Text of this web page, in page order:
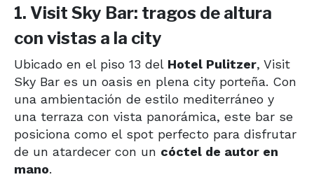
1. Visit Sky Bar: tragos de altura
con vistas a la city
Ubicado en el piso 13 del Hotel Pulitzer, Visit
Sky Bar es un oasis en plena city porteña. Con
una ambientación de estilo mediterráneo y
una terraza con vista panorámica, este bar se
posiciona como el spot perfecto para disfrutar
de un atardecer con un cóctel de autor en
mano.